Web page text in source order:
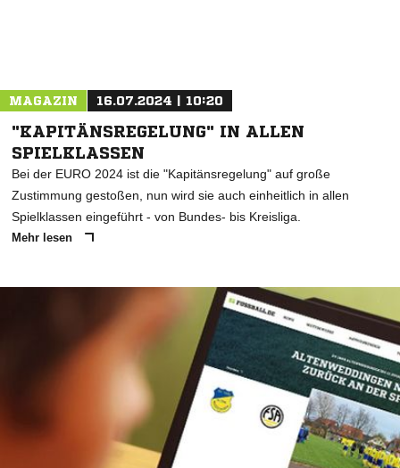
MAGAZIN 16.07.2024 | 10:20
"KAPITÄNSREGELUNG" IN ALLEN
SPIELKLASSEN
Bei der EURO 2024 ist die "Kapitänsregelung" auf große
Zustimmung gestoßen, nun wird sie auch einheitlich in allen
Spielklassen eingeführt - von Bundes- bis Kreisliga.
Mehr lesen